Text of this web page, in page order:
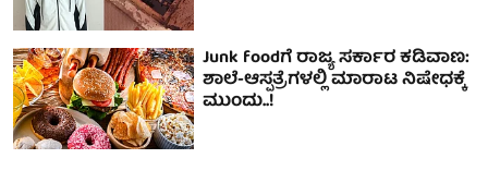
Junk foodಗೆ ರಾಜ್ಯ ಸರ್ಕಾರ ಕಡಿವಾಣ:
ಶಾಲೆ-ಆಸ್ಪತ್ರೆಗಳಲ್ಲಿ ಮಾರಾಟ ನಿಷೇಧಕ್ಕೆ
ಮುಂದು..!